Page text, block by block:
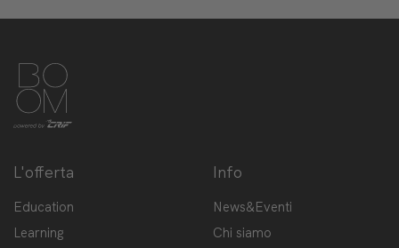
L'offerta
Education
Learning
Info
News&Eventi
Chi siamo